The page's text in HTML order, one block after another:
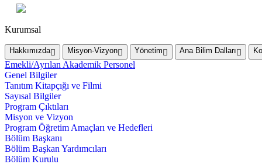
Kurumsal
Hakkımızda Misyon-Vizyon Yönetim Ana Bilim Dalları
Emekli/Ayrılan Akademik Personel
Genel Bilgiler
Tanıtım Kitapçığı ve Filmi
Sayısal Bilgiler
Program Çıktıları
Misyon ve Vizyon
Program Öğretim Amaçları ve Hedefleri
Bölüm Başkanı
Bölüm Başkan Yardımcıları
Bölüm Kurulu